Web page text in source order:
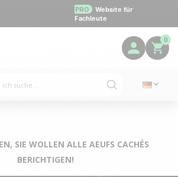
PRO
Website für
Fachleute
0
SIE WOLLEN ALLE AEUFS CACHÉS
BERICHTIGEN!